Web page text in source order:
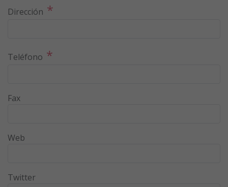
Dirección *
Teléfono *
Fax
Web
Twitter